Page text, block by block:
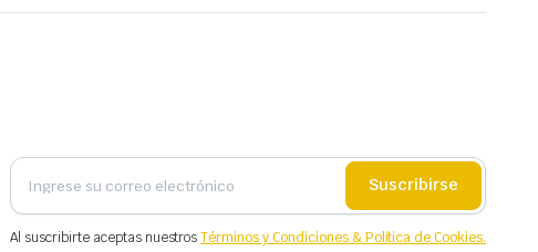
Suscribirse
Al suscribirte aceptas nuestrosTérminos y Condiciones & Política de Cookies.